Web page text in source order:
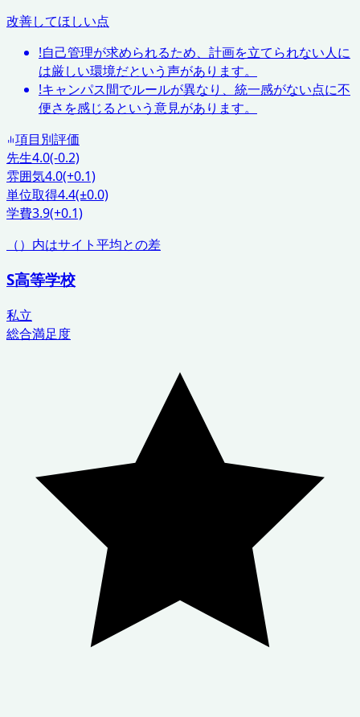
改善してほしい点
!自己管理が求められるため、計画を立てられない人に
は厳しい環境だという声があります。
!キャンパス間でルールが異なり、統一感がない点に不
便さを感じるという意見があります。
項目別評価
先生4.0(-0.2)
雰囲気4.0(+0.1)
単位取得4.4(±0.0)
学費3.9(+0.1)
（）内はサイト平均との差
S高等学校
私立
総合満足度